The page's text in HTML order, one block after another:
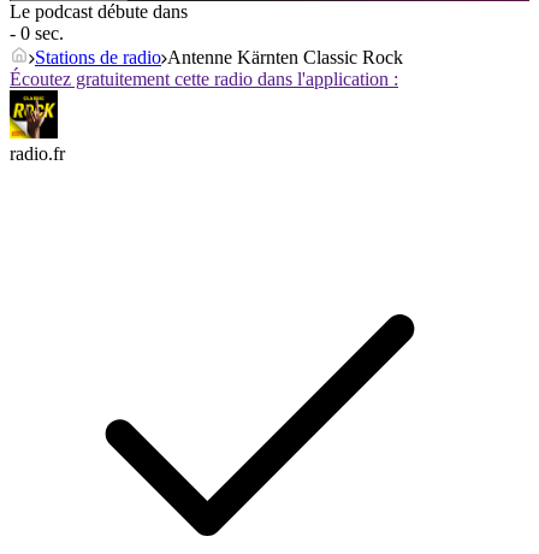
Le podcast débute dans
- 0 sec.
Stations de radio Antenne Kärnten Classic Rock
Écoutez gratuitement cette radio dans l'application :
radio.fr